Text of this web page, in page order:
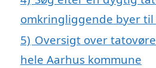
omkringliggende byer til
5) Oversigt over
hele Aarhus kommune